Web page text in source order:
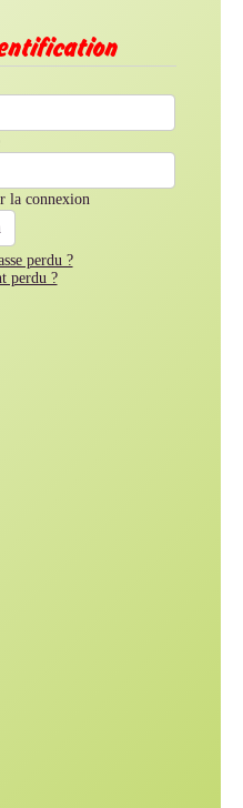
la connexion
perdu ?
perdu ?